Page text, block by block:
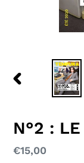
PREVIOUS
N°2 :
Regular
€15,00